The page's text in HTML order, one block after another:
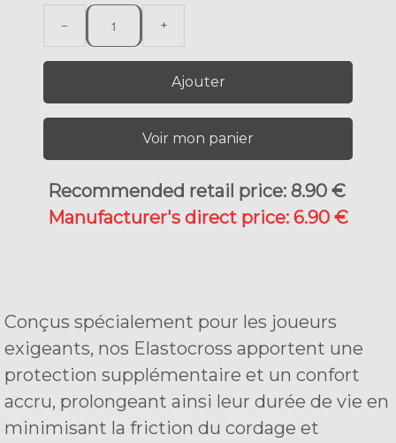
− +
Ajouter
Voir mon panier
Recommended retail price: 8.90 €
Manufacturer's direct price: 6.90 €
Conçus spécialement pour les joueurs
exigeants, nos Elastocross apportent une
protection supplémentaire et un confort
accru, prolongeant ainsi leur durée de vie en
minimisant la friction du cordage et